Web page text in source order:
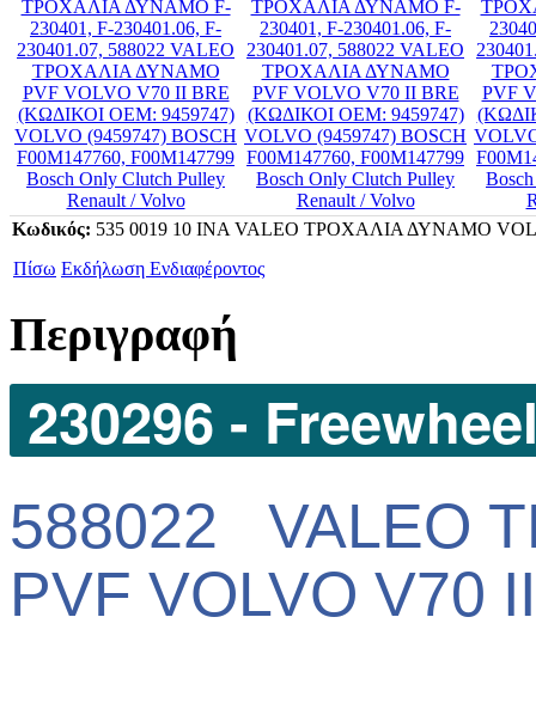
Κωδικός: 535 0019 10 INA VALEO ΤΡΟΧΑΛΙΑ ΔΥΝΑΜΟ
Πίσω Εκδήλωση Ενδιαφέροντος
Περιγραφή
230296 -
588022 VALEO
PVF VOLVO V70